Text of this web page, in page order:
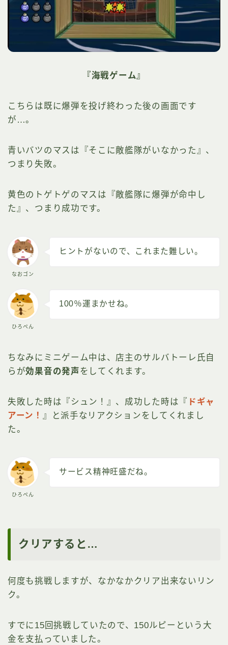
『海戦ゲーム』
こちらは既に爆弾を投げ終わった後の画面です
が…。
青いバツのマスは『そこに敵艦隊がいなかった』、
つまり失敗。
黄色のトゲトゲのマスは『敵艦隊に爆弾が命中し
た』、つまり成功です。
なおゴン
ヒントがないので、これまた難しい。
ひろぺん
100％運まかせね。
ちなみにミニゲーム中は、店主のサルバトーレ氏自
らが効果音の発声をしてくれます。
失敗した時は『シュン！』、成功した時は『 ドギャ
アーン！
』と派手なリアクションをしてくれまし
た。
ひろぺん
サービス精神旺盛だね。
クリアすると…
何度も挑戦しますが、なかなかクリア出来ないリン
ク。
すでに15回挑戦していたので、150ルピーという大
金を支払っていました。